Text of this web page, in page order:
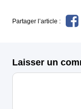
Partager l’article :
Laisser un